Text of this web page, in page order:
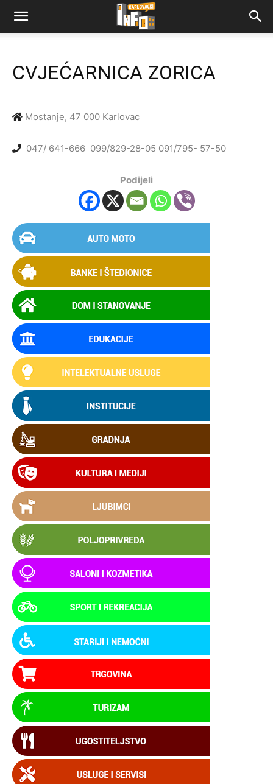
CVJEĆARNICA ZORICA
Mostanje, 47 000 Karlovac
047/ 641-666 099/829-28-05 091/795- 57-50
Podijeli